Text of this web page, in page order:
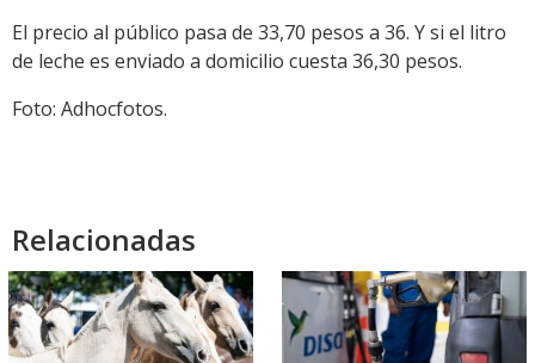
El precio al público pasa de 33,70 pesos a 36. Y si el litro
de leche es enviado a domicilio cuesta 36,30 pesos.
Foto: Adhocfotos.
Relacionadas